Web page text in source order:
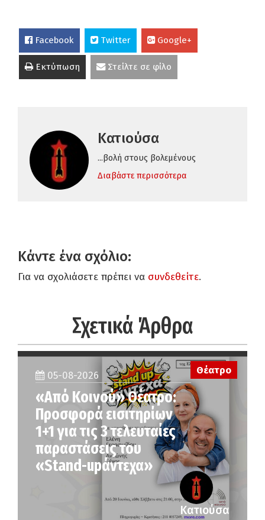
Facebook Twitter Google+
Εκτύπωση Στείλτε σε φίλο
Κατιούσα
...βολή στους βολεμένους
Διαβάστε περισσότερα
Κάντε ένα σχόλιο:
Για να σχολιάσετε πρέπει να συνδεθείτε.
Σχετικά Άρθρα
Θέατρο
05-08-2026
«Από Κοινού» Θέατρο:
Προσφορά εισιτηρίων
1+1 για τις 3 τελευταίες
παραστάσεις του
«Stand-upάντεχα»
Κατιούσα